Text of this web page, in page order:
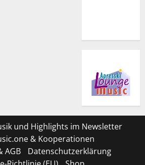
und Highlights im Newsletter
& Kooperationen
AGB
Datenschutzerklärung